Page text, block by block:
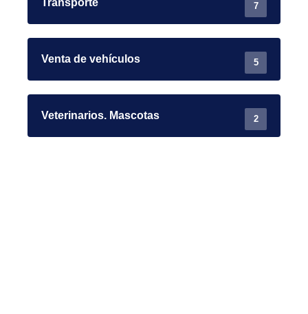
7
Venta de vehículos 5
Veterinarios. Mascotas 2